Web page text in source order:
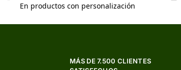
En productos con personalización
MÁS DE 7.500 CLIENTES